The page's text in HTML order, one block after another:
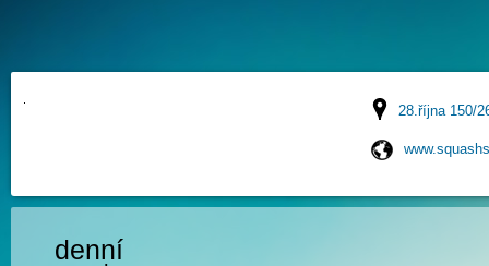
28.října 150/
denní